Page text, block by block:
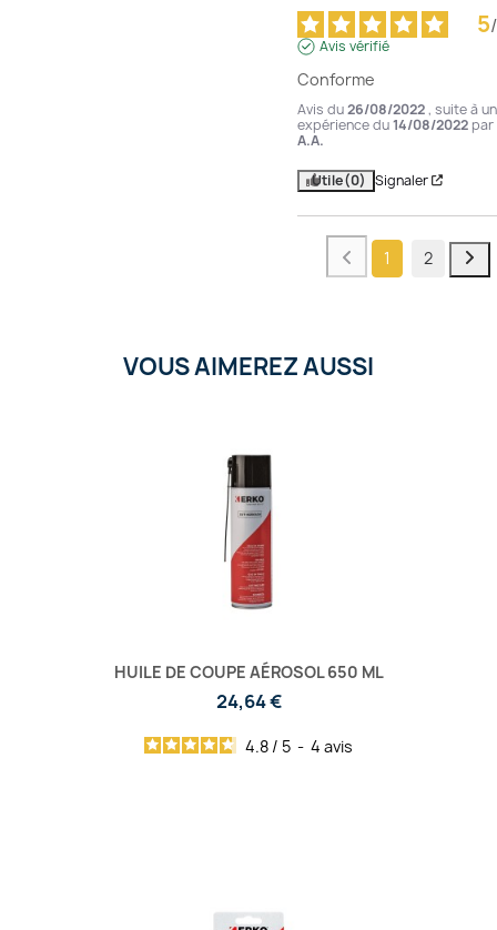
5/
Avis vérifié
Conforme
Avis du26/08/2022, suite à
expérience du14/08/2022 par
A.A.
Utile(0) Signaler
1 2
VOUS AIMEREZ AUSSI
HUILE DE COUPE AÉROSOL 650 ML
24,64 €
4.8 / 5 - 4 avis